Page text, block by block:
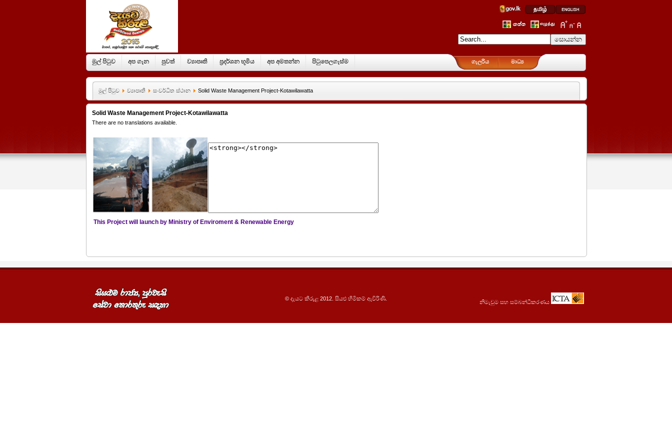
මුල් පිටුව අප ගැන පුවත් ව්‍යාපෘති ප්‍රදර්ශන භූමිය අප අමතන්න පිටුපෙලගැස්ම ගැලරිය මාධ්‍ය
මුල් පිටුව ව්‍යාපෘති සංවර්ධිත ස්ථාන Solid Waste Management Project-Kotawilawatta
Solid Waste Management Project-Kotawilawatta
There are no translations available.
This Project will launch by Ministry of Enviroment & Renewable Energy
© දැයට කිරුළ 2012. සියළු හිමිකම් ඇවිරිණි.
නිමැවුම සහ සම්බන්ධීකරණය